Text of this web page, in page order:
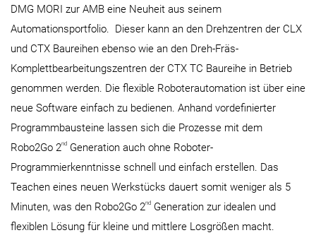
DMG MORI zur AMB eine Neuheit aus seinem
Automationsportfolio. Dieser kann an den Drehzentren der CLX
und CTX Baureihen ebenso wie an den Dreh-Fräs-
Komplettbearbeitungszentren der CTX TC Baureihe in Betrieb
genommen werden. Die flexible Roboterautomation ist über eine
neue Software einfach zu bedienen. Anhand vordefinierter
Programmbausteine lassen sich die Prozesse mit dem
Robo2Go 2nd Generation auch ohne Roboter-
Programmierkenntnisse schnell und einfach erstellen. Das
Teachen eines neuen Werkstücks dauert somit weniger als 5
Minuten, was den Robo2Go 2nd Generation zur idealen und
flexiblen Lösung für kleine und mittlere Losgrößen macht.